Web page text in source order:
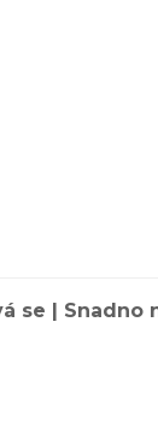
se | Snadno